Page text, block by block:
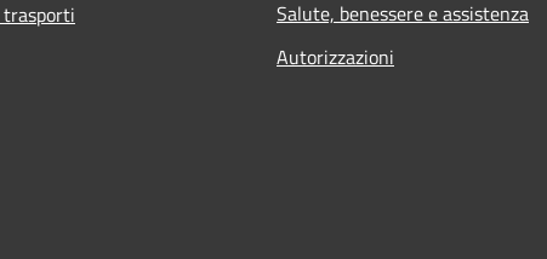
Salute, benessere e assistenza
Autorizzazioni